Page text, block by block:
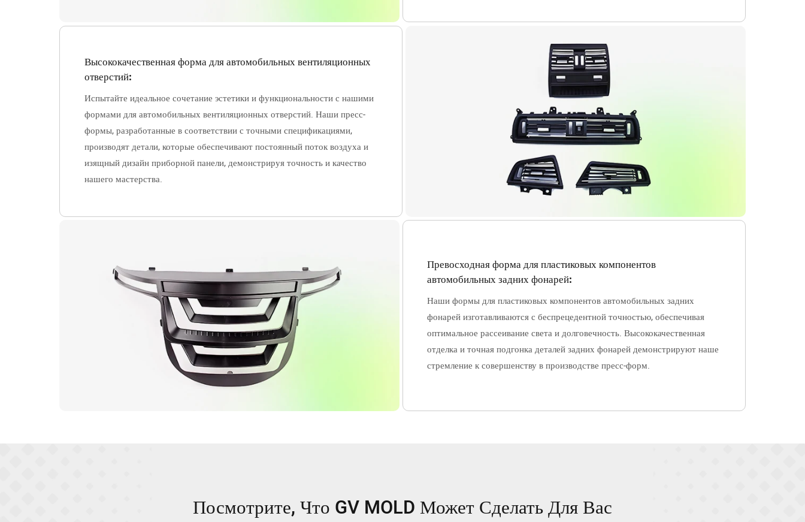
Высококачественная форма для автомобильных вентиляционных
отверстий:
Испытайте идеальное сочетание эстетики и функциональности с нашими
формами для автомобильных вентиляционных отверстий. Наши пресс-
формы, разработанные в соответствии с точными спецификациями,
производят детали, которые обеспечивают постоянный поток воздуха и
изящный дизайн приборной панели, демонстрируя точность и качество
нашего мастерства.
Превосходная форма для пластиковых компонентов
автомобильных задних фонарей:
Наши формы для пластиковых компонентов автомобильных задних
фонарей изготавливаются с беспрецедентной точностью, обеспечивая
оптимальное рассеивание света и долговечность. Высококачественная
отделка и точная подгонка деталей задних фонарей демонстрируют наше
стремление к совершенству в производстве пресс-форм.
Посмотрите, Что GV MOLD Может Сделать Для Вас